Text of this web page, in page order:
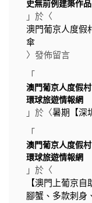
史無前例建築作
」於〈
澳門葡京人度假
傘
〉發佈留言
「
澳門葡京人度假
環球旅遊情報網
」於〈暑期【深
「
澳門葡京人度假
環球旅遊情報網
」於〈
【澳門上葡京
腳蟹、多款刺身